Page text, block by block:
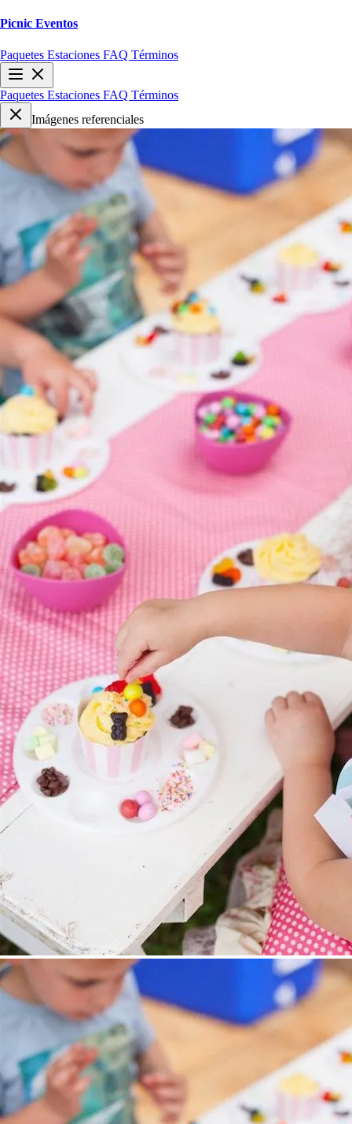
Picnic Eventos
Paquetes Estaciones FAQ Términos
Paquetes Estaciones FAQ Términos
Imágenes referenciales